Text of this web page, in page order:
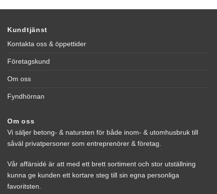
Kundtjänst
Kontakta oss & öppettider
Företagskund
Om oss
Fyndhörnan
Om oss
Vi säljer betong- & natursten för både inom- & utomhusbruk till
såväl privatpersoner som entreprenörer & företag.
Vår affärsidé är att med ett brett sortiment och stor utställning
kunna ge kunden ett kortare steg till sin egna personliga
favoritsten.